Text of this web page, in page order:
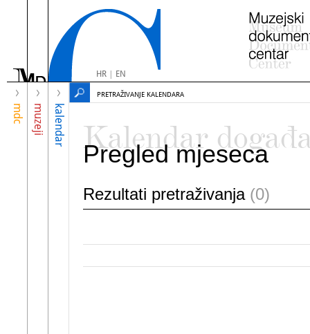
HR| EN
mdc muzeji kalendar
PRETRAŽIVANJE KALENDARA
Kalendar
Pregled mjeseca
Rezultati pretraživanja (0)